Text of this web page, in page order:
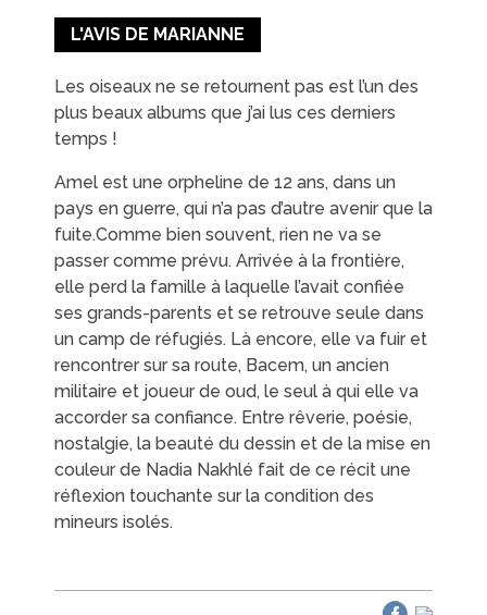
COUPS DE CŒUR
EN IMAGES CONTACTS/ACCÈS
L'AVIS DE MARIANNE
Les oiseaux ne se retournent pas est l’un des
plus beaux albums que j’ai lus ces derniers
temps !
Amel est une orpheline de 12 ans, dans un
pays en guerre, qui n’a pas d’autre avenir que la
fuite.Comme bien souvent, rien ne va se
passer comme prévu. Arrivée à la frontière,
elle perd la famille à laquelle l’avait confiée
ses grands-parents et se retrouve seule dans
un camp de réfugiés. Là encore, elle va fuir et
rencontrer sur sa route, Bacem, un ancien
militaire et joueur de oud, le seul à qui elle va
accorder sa confiance. Entre rêverie, poésie,
nostalgie, la beauté du dessin et de la mise en
couleur de Nadia Nakhlé fait de ce récit une
réflexion touchante sur la condition des
mineurs isolés.